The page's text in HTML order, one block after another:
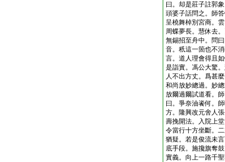
曰。却是莊子註郭
頭婆子話問之。師
呈橈舞棹別宮商。
周蝶夢長。慧休去
無錫招至舟中。問
音。秖這一箇也不
言。道人理會得且
是詣實。馮公大驚
人不出方丈。爲甚
和尚放妙總過。妙
放爾過爾試道看。
曰。爭奈油餈何。
方。隆興改元舍人
壽挽開法。入院上
令當行十方坐斷。
猶疑。若是俊流未
底手段。施攙旗奪
實義。向上一路千